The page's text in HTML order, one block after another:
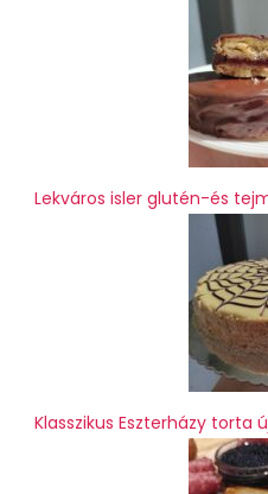
Lekváros isler glutén-és
Klasszikus Eszterházy